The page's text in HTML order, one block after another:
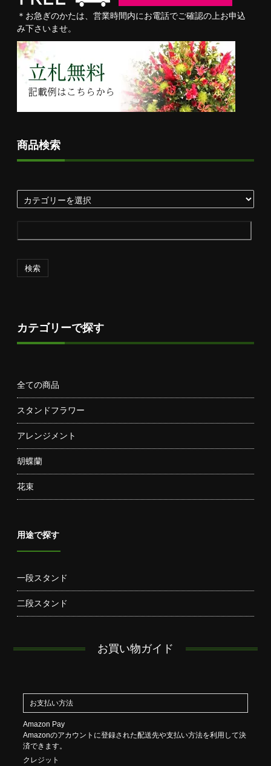
＊お急ぎのかたは、営業時間内にお電話でご確認の上お申込
み下さいませ。
商品検索
検索
カテゴリーで探す
全ての商品
スタンドフラワー
アレンジメント
胡蝶蘭
花束
用途で探す
一段スタンド
二段スタンド
お買い物ガイド
お支払い方法
Amazon Pay
Amazonのアカウントに登録された配送先や支払い方法を利用して決
済できます。
クレジット